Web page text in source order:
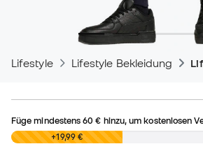
Lifestyle Lifestyle Bekleidung
Füge mindestens60 € hinzu, um kostenlosen
0,00 € +19,99 €